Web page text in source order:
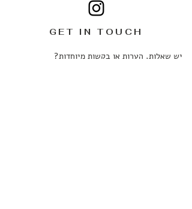
GET IN TOUCH
יש שאלות, הערות או בקשות מיוחדות?